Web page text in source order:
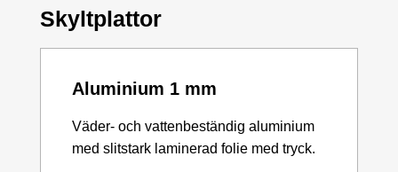
Skyltplattor
Aluminium 1 mm
Väder- och vattenbeständig aluminium
med slitstark laminerad folie med tryck.